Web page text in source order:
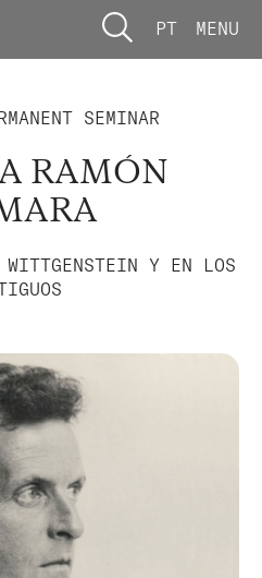
PT MENU
SEMINAR
RAMÓN
Y EN LOS